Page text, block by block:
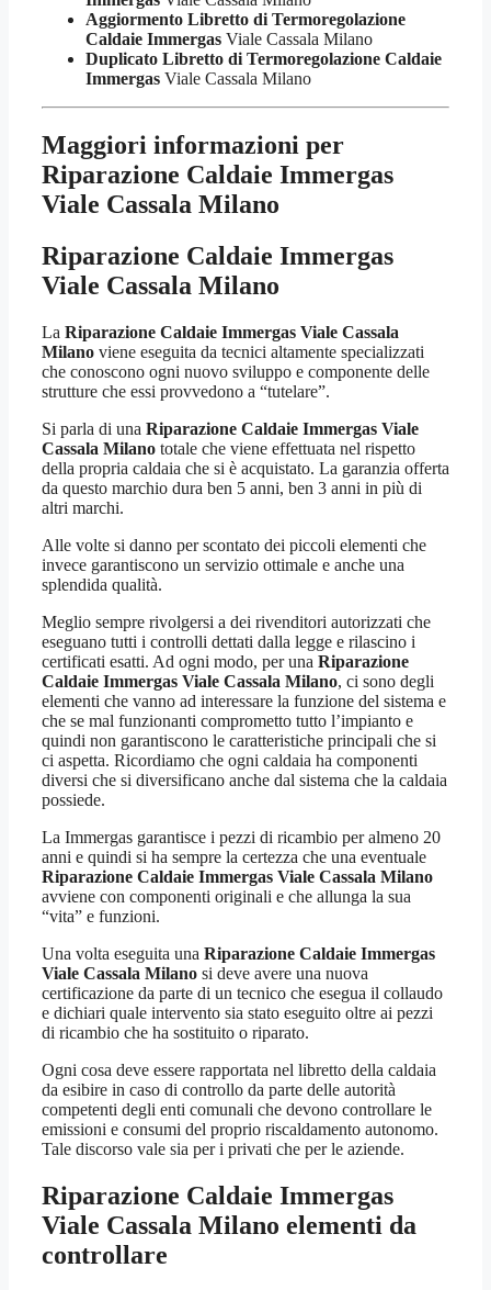
Aggiormento Libretto di Termoregolazione
Caldaie Immergas Viale Cassala Milano
Duplicato Libretto di Termoregolazione Caldaie
Immergas Viale Cassala Milano
Maggiori informazioni per
Riparazione Caldaie Immergas
Viale Cassala Milano
Riparazione Caldaie Immergas
Viale Cassala Milano
La Riparazione Caldaie Immergas Viale Cassala
Milano viene eseguita da tecnici altamente specializzati
che conoscono ogni nuovo sviluppo e componente delle
strutture che essi provvedono a “tutelare”.
Si parla di una Riparazione Caldaie Immergas Viale
Cassala Milano totale che viene effettuata nel rispetto
della propria caldaia che si è acquistato. La garanzia offerta
da questo marchio dura ben 5 anni, ben 3 anni in più di
altri marchi.
Alle volte si danno per scontato dei piccoli elementi che
invece garantiscono un servizio ottimale e anche una
splendida qualità.
Meglio sempre rivolgersi a dei rivenditori autorizzati che
eseguano tutti i controlli dettati dalla legge e rilascino i
certificati esatti. Ad ogni modo, per una Riparazione
Caldaie Immergas Viale Cassala Milano, ci sono degli
elementi che vanno ad interessare la funzione del sistema e
che se mal funzionanti comprometto tutto l’impianto e
quindi non garantiscono le caratteristiche principali che si
ci aspetta. Ricordiamo che ogni caldaia ha componenti
diversi che si diversificano anche dal sistema che la caldaia
possiede.
La Immergas garantisce i pezzi di ricambio per almeno 20
anni e quindi si ha sempre la certezza che una eventuale
Riparazione Caldaie Immergas Viale Cassala Milano
avviene con componenti originali e che allunga la sua
“vita” e funzioni.
Una volta eseguita una Riparazione Caldaie Immergas
Viale Cassala Milano si deve avere una nuova
certificazione da parte di un tecnico che esegua il collaudo
e dichiari quale intervento sia stato eseguito oltre ai pezzi
di ricambio che ha sostituito o riparato.
Ogni cosa deve essere rapportata nel libretto della caldaia
da esibire in caso di controllo da parte delle autorità
competenti degli enti comunali che devono controllare le
emissioni e consumi del proprio riscaldamento autonomo.
Tale discorso vale sia per i privati che per le aziende.
Riparazione Caldaie Immergas
Viale Cassala Milano elementi da
controllare